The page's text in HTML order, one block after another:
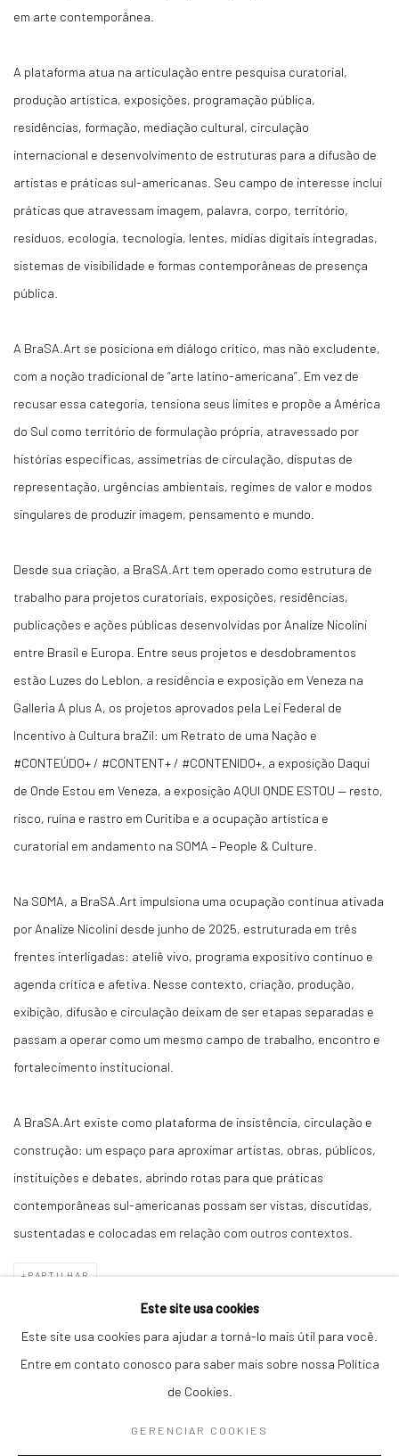
em arte contemporânea.
A plataforma atua na articulação entre pesquisa curatorial,
produção artística, exposições, programação pública,
residências, formação, mediação cultural, circulação
internacional e desenvolvimento de estruturas para a difusão de
artistas e práticas sul-americanas. Seu campo de interesse inclui
práticas que atravessam imagem, palavra, corpo, território,
resíduos, ecologia, tecnologia, lentes, mídias digitais integradas,
sistemas de visibilidade e formas contemporâneas de presença
pública.
A BraSA.Art se posiciona em diálogo crítico, mas não excludente,
com a noção tradicional de “arte latino-americana”. Em vez de
recusar essa categoria, tensiona seus limites e propõe a América
do Sul como território de formulação própria, atravessado por
histórias específicas, assimetrias de circulação, disputas de
representação, urgências ambientais, regimes de valor e modos
singulares de produzir imagem, pensamento e mundo.
Desde sua criação, a BraSA.Art tem operado como estrutura de
trabalho para projetos curatoriais, exposições, residências,
publicações e ações públicas desenvolvidas por Analize Nicolini
entre Brasil e Europa. Entre seus projetos e desdobramentos
estão Luzes do Leblon, a residência e exposição em Veneza na
Galleria A plus A, os projetos aprovados pela Lei Federal de
Incentivo à Cultura braZil: um Retrato de uma Nação e
#CONTEÚDO+ / #CONTENT+ / #CONTENIDO+, a exposição Daqui
de Onde Estou em Veneza, a exposição AQUI ONDE ESTOU — resto,
risco, ruína e rastro em Curitiba e a ocupação artística e
curatorial em andamento na SOMA – People & Culture.
Na SOMA, a BraSA.Art impulsiona uma ocupação contínua ativada
por Analize Nicolini desde junho de 2025, estruturada em três
frentes interligadas: ateliê vivo, programa expositivo contínuo e
agenda crítica e afetiva. Nesse contexto, criação, produção,
exibição, difusão e circulação deixam de ser etapas separadas e
passam a operar como um mesmo campo de trabalho, encontro e
fortalecimento institucional.
A BraSA.Art existe como plataforma de insistência, circulação e
construção: um espaço para aproximar artistas, obras, públicos,
instituições e debates, abrindo rotas para que práticas
contemporâneas sul-americanas possam ser vistas, discutidas,
sustentadas e colocadas em relação com outros contextos.
PARTILHAR
Este site usa cookies
Este site usa cookies para ajudar a torná-lo mais útil para você.
Entre em contato conosco para saber mais sobre nossa Política
de Cookies.
GERENCIAR COOKIES